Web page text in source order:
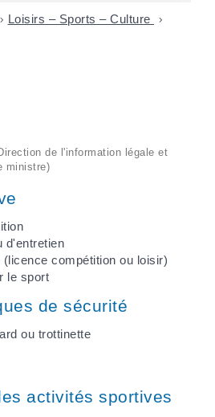
> Loisirs – Sports – Culture >
de l'information légale et
ministre)
d'entretien
compétition ou loisir)
le sport
de sécurité
ou trottinette
activités sportives